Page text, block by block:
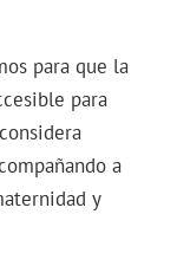
para que la
para
a
y